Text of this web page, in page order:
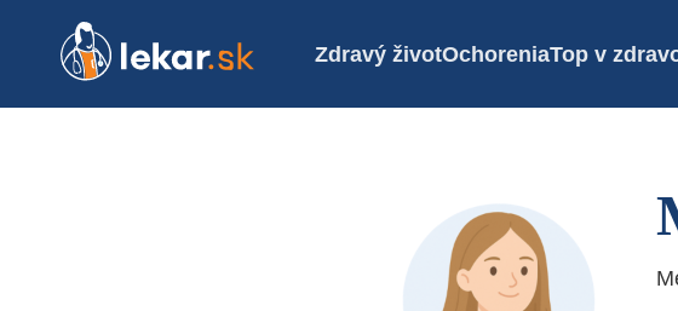
Zdravý životOchoreniaTop v